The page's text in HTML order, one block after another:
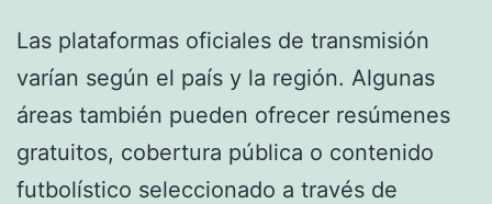
Las plataformas oficiales de transmisión
varían según el país y la región. Algunas
áreas también pueden ofrecer resúmenes
gratuitos, cobertura pública o contenido
futbolístico seleccionado a través de